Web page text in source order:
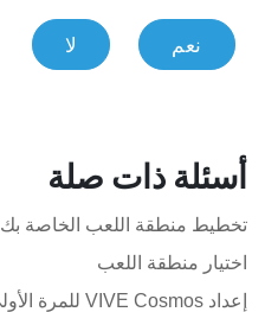
نعم لا
أسئلة ذات صلة
تخطيط منطقة اللعب الخاصة بك
اختيار منطقة اللعب
إعداد VIVE Cosmos للمرة الأولى